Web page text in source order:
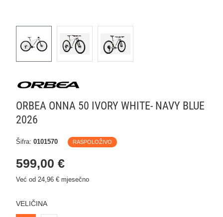
ORBEA ONNA 50 IVORY WHITE- NAVY BLUE
2026
Šifra: 0101570 RASPOLOŽIVO
599,00 €
Već od 24,96 € mjesečno
VELIČINA